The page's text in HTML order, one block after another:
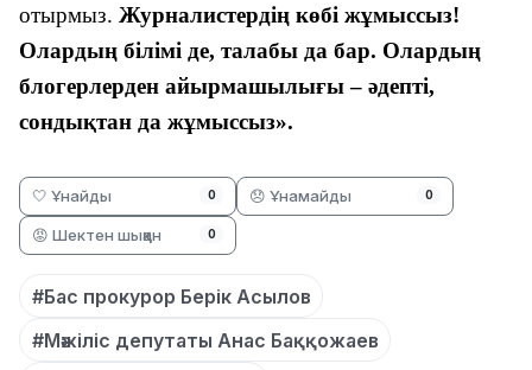
отырмыз. Журналистердің көбі жұмыссыз!
Олардың білімі де, талабы да бар. Олардың
блогерлерден айырмашылығы – әдепті,
сондықтан да жұмыссыз».
🤍 Ұнайды 0 😞 Ұнамайды 0
😡 Шектен шыққан 0
#Бас прокурор Берік Асылов
#Мәжіліс депутаты Анас Баққожаев